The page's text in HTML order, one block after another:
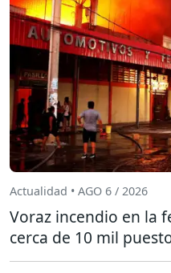
Actualidad • AGO 6 / 2026
Voraz incendio en la
cerca de 10 mil